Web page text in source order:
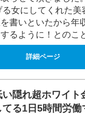
女にしてくれた美
書いといたから年
るように！とのこ
詳細ページ
隠れ超ホワイト
る1日5時間労働